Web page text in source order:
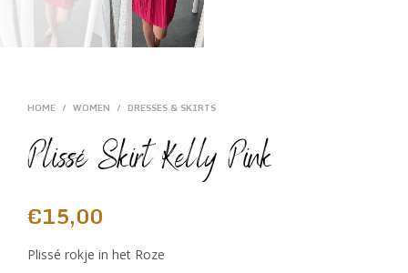
HOME / WOMEN / DRESSES & SKIRTS
Plissé Skirt Kelly Pink
€15,00
Plissé rokje in het Roze